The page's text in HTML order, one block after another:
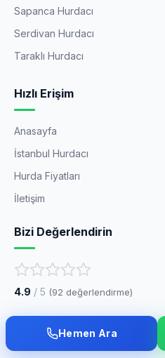
Sapanca Hurdacı
Serdivan Hurdacı
Taraklı Hurdacı
Hızlı Erişim
Anasayfa
İstanbul Hurdacı
Hurda Fiyatları
İletişim
Bizi Değerlendirin
4.9 / 5 (92 değerlendirme)
Hemen Ara